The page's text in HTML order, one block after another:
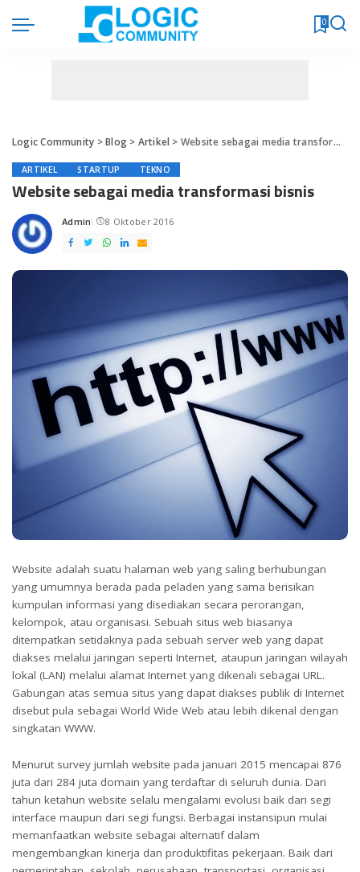
0
Logic Community >Blog> Artikel > Website sebagai media transformasi bisnis
ARTIKEL STARTUP TEKNO
Website sebagai media transformasi bisnis
Posted
by
Admin 8 Oktober 2016
Website adalah suatu halaman web yang saling berhubungan
yang umumnya berada pada peladen yang sama berisikan
kumpulan informasi yang disediakan secara perorangan,
kelompok, atau organisasi. Sebuah situs web biasanya
ditempatkan setidaknya pada sebuah server web yang dapat
diakses melalui jaringan seperti Internet, ataupun jaringan wilayah
lokal (LAN) melalui alamat Internet yang dikenali sebagai URL.
Gabungan atas semua situs yang dapat diakses publik di Internet
disebut pula sebagai World Wide Web atau lebih dikenal dengan
singkatan WWW.
Menurut survey jumlah website pada januari 2015 mencapai 876
juta dari 284 juta domain yang terdaftar di seluruh dunia. Dari
tahun ketahun website selalu mengalami evolusi baik dari segi
interface maupun dari segi fungsi. Berbagai instansipun mulai
memanfaatkan website sebagai alternatif dalam
mengembangkan kinerja dan produktifitas pekerjaan. Baik dari